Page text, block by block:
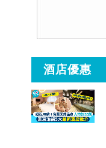
酒店優惠